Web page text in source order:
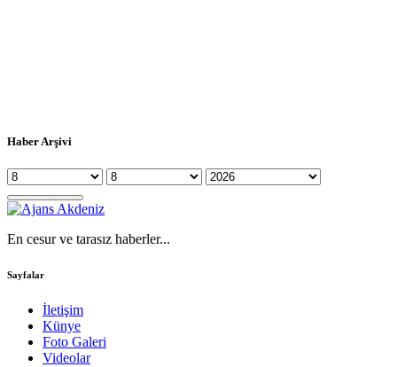
Haber Arşivi
En cesur ve tarasız haberler...
Sayfalar
İletişim
Künye
Foto Galeri
Videolar